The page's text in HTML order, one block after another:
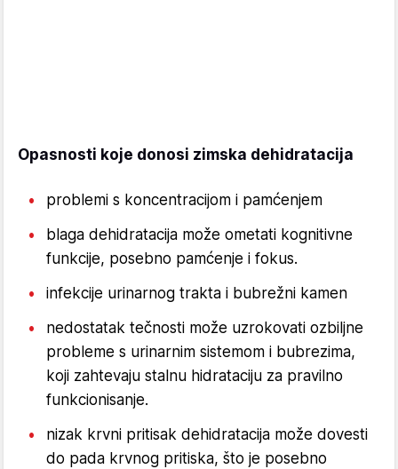
Opasnosti koje donosi zimska dehidratacija
problemi s koncentracijom i pamćenjem
blaga dehidratacija može ometati kognitivne
funkcije, posebno pamćenje i fokus.
infekcije urinarnog trakta i bubrežni kamen
nedostatak tečnosti može uzrokovati ozbiljne
probleme s urinarnim sistemom i bubrezima,
koji zahtevaju stalnu hidrataciju za pravilno
funkcionisanje.
nizak krvni pritisak dehidratacija može dovesti
do pada krvnog pritiska, što je posebno